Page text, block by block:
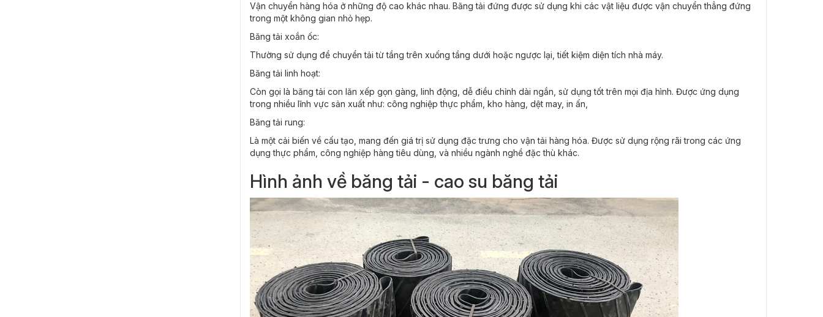
Vận chuyển hàng hóa ở những độ cao khác nhau. Băng tải đứng được sử dụng khi các vật liệu được vận chuyển thẳng đứng
trong một không gian nhỏ hẹp.
Băng tải xoắn ốc:
Thường sử dụng để chuyển tải từ tầng trên xuống tầng dưới hoặc ngược lại, tiết kiệm diện tích nhà máy.
Băng tải linh hoạt:
Còn gọi là băng tải con lăn xếp gọn gàng, linh động, dễ điều chỉnh dài ngắn, sử dụng tốt trên mọi địa hình. Được ứng dụng
trong nhiều lĩnh vực sản xuất như: công nghiệp thực phẩm, kho hàng, dệt may, in ấn,
Băng tải rung:
Là một cải biến về cấu tạo, mang đến giá trị sử dụng đặc trưng cho vận tải hàng hóa. Được sử dụng rộng rãi trong các ứng
dụng thực phẩm, công nghiệp hàng tiêu dùng, và nhiều ngành nghề đặc thù khác.
Hình ảnh về băng tải - cao su băng tải